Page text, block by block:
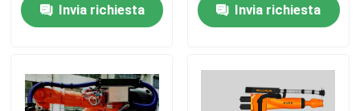
Casa.
Prodotti
Invia richiesta
Invia richiesta